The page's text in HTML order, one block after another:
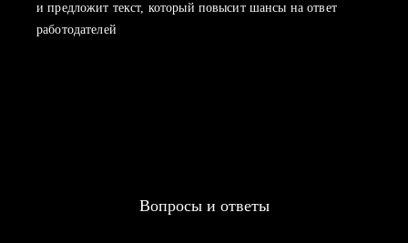
и предложит текст, который повысит шансы на ответ
работодателей
Вопросы и ответы